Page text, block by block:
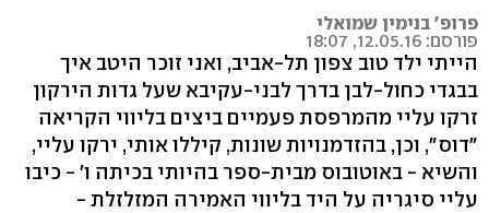
פרופ' בנימין שמואלי
פורסם: 12.05.16, 18:07
הייתי ילד טוב צפון תל-אביב, ואני זוכר היטב איך
בבגדי כחול-לבן בדרך לבני-עקיבא שעל גדות הירקון
זרקו עליי מהמרפסת פעמיים ביצים בליווי הקריאה
"דוס", וכן, בהזדמנויות שונות, קיללו אותי, ירקו עליי,
והשיא - באוטובוס מבית-ספר בהיותי בכיתה ו' - כיבו
עליי סיגריה על היד בליווי האמירה המזלזלת -